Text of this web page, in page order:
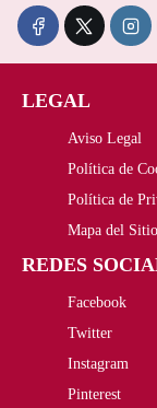
LEGAL
Aviso Legal
Política de
Política de
Mapa del Sitio
REDES
Facebook
Twitter
Instagram
Pinterest